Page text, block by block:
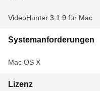
VideoHunter 3.1.9 für Mac
Systemanforderungen
Mac OS X
Lizenz